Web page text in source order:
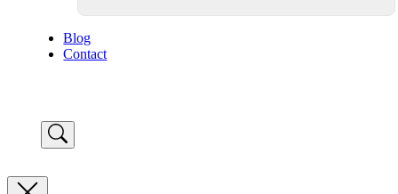
Blog
Contact